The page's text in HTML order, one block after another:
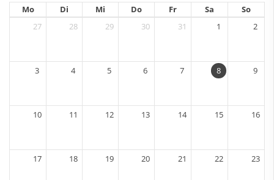
Mo Di Mi Do Fr Sa
So
27
28 29 30 31 1 2
3 4 5 6 7 8 9
10 11 12 13 14 15 16
17 18 19 20 21 22 23